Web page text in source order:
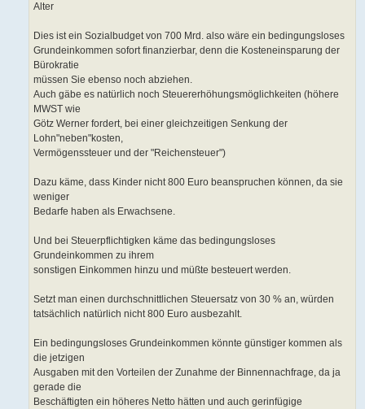
Alter
Dies ist ein Sozialbudget von 700 Mrd. also wäre ein bedingungsloses
Grundeinkommen sofort finanzierbar, denn die Kosteneinsparung der
Bürokratie
müssen Sie ebenso noch abziehen.
Auch gäbe es natürlich noch Steuererhöhungsmöglichkeiten (höhere
MWST wie
Götz Werner fordert, bei einer gleichzeitigen Senkung der
Lohn"neben"kosten,
Vermögenssteuer und der "Reichensteuer")
Dazu käme, dass Kinder nicht 800 Euro beanspruchen können, da sie
weniger
Bedarfe haben als Erwachsene.
Und bei Steuerpflichtigken käme das bedingungsloses
Grundeinkommen zu ihrem
sonstigen Einkommen hinzu und müßte besteuert werden.
Setzt man einen durchschnittlichen Steuersatz von 30 % an, würden
tatsächlich natürlich nicht 800 Euro ausbezahlt.
Ein bedingungsloses Grundeinkommen könnte günstiger kommen als
die jetzigen
Ausgaben mit den Vorteilen der Zunahme der Binnennachfrage, da ja
gerade die
Beschäftigten ein höheres Netto hätten und auch gerinfügige